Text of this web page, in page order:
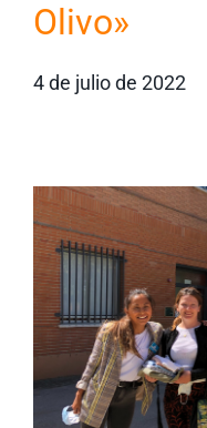
Olivo»
4 de julio de 2022